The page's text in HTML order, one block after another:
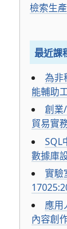
檢索生
最近課
為非
能輔助
創業
貿易實
SQL
數據庫
實驗
應用
內容創